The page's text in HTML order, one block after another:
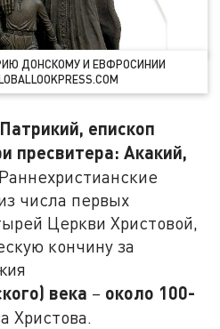
ДОНСКОМУ И ЕВФРОСИНИИ
епископ
пресвитера: Акакий,
числа первых
Церкви Христовой,
кончину за
века – около 100-
Христова.